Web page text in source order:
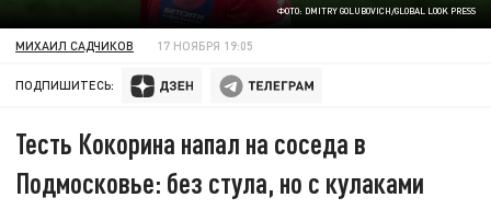
ФОТО: DMITRY GOLUBOVICH/GLOBAL LOOK PRESS
МИХАИЛ САДЧИКОВ 17 НОЯБРЯ 19:05
ПОДПИШИТЕСЬ:
Тесть Кокорина напал на соседа в
Подмосковье: без стула, но с кулаками